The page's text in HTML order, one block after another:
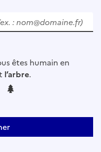
êtes humain en
l’arbre.